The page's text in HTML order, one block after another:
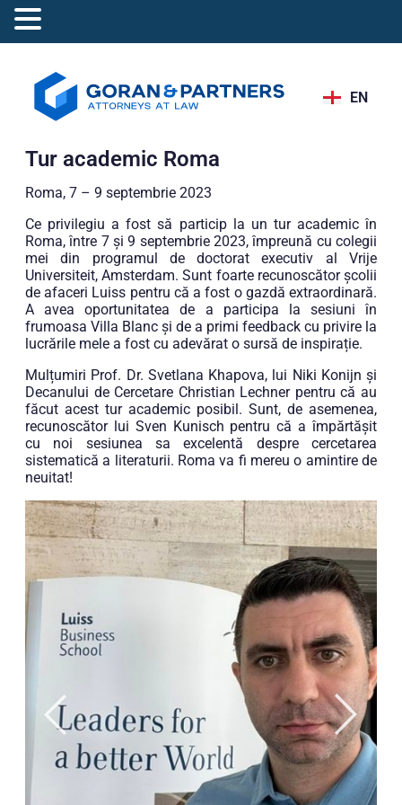
EN
Tur academic Roma
Roma, 7 – 9 septembrie 2023
Ce privilegiu a fost să particip la un tur academic în
Roma, între 7 și 9 septembrie 2023, împreună cu colegii
mei din programul de doctorat executiv al Vrije
Universiteit, Amsterdam. Sunt foarte recunoscător școlii
de afaceri Luiss pentru că a fost o gazdă extraordinară.
A avea oportunitatea de a participa la sesiuni în
frumoasa Villa Blanc și de a primi feedback cu privire la
lucrările mele a fost cu adevărat o sursă de inspirație.
Mulțumiri Prof. Dr. Svetlana Khapova, lui Niki Konijn și
Decanului de Cercetare Christian Lechner pentru că au
făcut acest tur academic posibil. Sunt, de asemenea,
recunoscător lui Sven Kunisch pentru că a împărtășit
cu noi sesiunea sa excelentă despre cercetarea
sistematică a literaturii. Roma va fi mereu o amintire de
neuitat!